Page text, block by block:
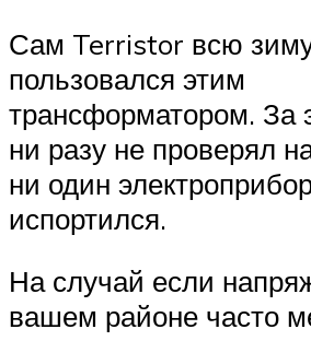
Сам Terristor всю
пользовался этим
трансформатором. За
ни разу не проверял
ни один
испортился.
На случай если
вашем районе часто